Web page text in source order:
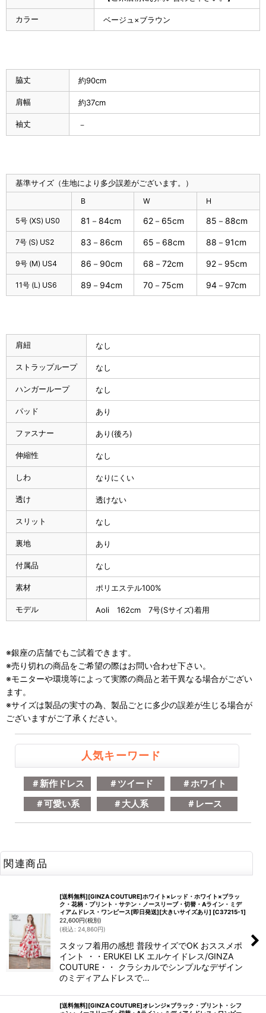
カラー ベージュ×ブラウン
脇丈 約90cm
肩幅 約37cm
袖丈 －
基準サイズ（生地により多少誤差がございます。）
B W H
5号 (XS) US0 81－84cm 62－65cm 85－88cm
7号 (S) US2 83－86cm 65－68cm 88－91cm
9号 (M) US4 86－90cm 68－72cm 92－95cm
11号 (L) US6 89－94cm 70－75cm 94－97cm
肩紐 なし
ストラップループ なし
ハンガーループ なし
パッド あり
ファスナー あり(後ろ)
伸縮性 なし
しわ なりにくい
透け 透けない
スリット なし
裏地 あり
付属品 なし
素材 ポリエステル100%
モデル Aoli 162cm 7号(Sサイズ)着用
※銀座の店舗でもご試着できます。
※売り切れの商品をご希望の際はお問い合わせ下さい。
※モニターや環境等によって実際の商品と若干異なる場合がござい
ます。
※サイズは製品の実寸の為、製品ごとに多少の誤差が生じる場合が
ございますがご了承ください。
人気キーワード
＃新作ドレス ＃ツイード
＃ホワイト
＃可愛い系
＃大人系 ＃レース
関連商品
[送料無料][GINZA COUTURE]ホワイト×レッド・ホワイト×ブラッ
ク・花柄・プリント・サテン・ノースリーブ・切替・Aライン・ミデ
ィアムドレス・ワンピース[即日発送][大きいサイズあり] [C37215-1]
22,600円(税別)
(税込 : 24,860円)
スタッフ着用の感想 普段サイズでOK おススメポ
イント ・・ERUKEI LK エルケイドレス/GINZA
COUTURE・・ クラシカルでシンプルなデザイン
のミディアムドレスで…
[送料無料][GINZA COUTURE]オレンジ×ブラック・プリント・シフ